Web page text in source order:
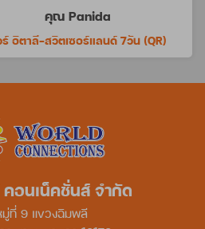
คุณ Panida
อิตาลี-สวิตเซอร์แลนด์ 7วัน (QR)
อนเน็คชั่นส์ จำกัด
ที่ 9 แขวงฉิมพลี